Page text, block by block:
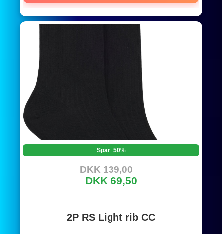
Spar: 50%
DKK 139,00
DKK 69,50
2P RS Light rib CC